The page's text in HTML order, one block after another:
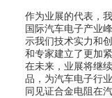
作为业展的代表，
国际汽车电子产业
示我们技术实力和
和专家建立了更加紧
在未来，业展将继
品，为汽车电子行
同见证合金电阻在